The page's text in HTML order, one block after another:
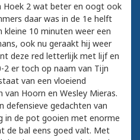
Hoek 2 wat beter en oogt ook
daar was in de 1e helft
kleine 10 minuten weer een
ook nu geraakt hij weer
deze red letterlijk met lijf en
2 er toch op naam van Tijn
van een vloeiend
Hoorn en Wesley Mieras.
defensieve gedachten van
in de pot gooien met enorme
de bal eens goed valt. Met